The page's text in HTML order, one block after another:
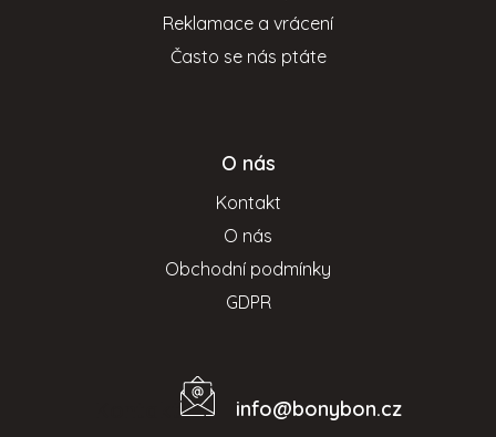
Reklamace a vrácení
Často se nás ptáte
O nás
Kontakt
O nás
Obchodní podmínky
GDPR
info@bonybon.cz